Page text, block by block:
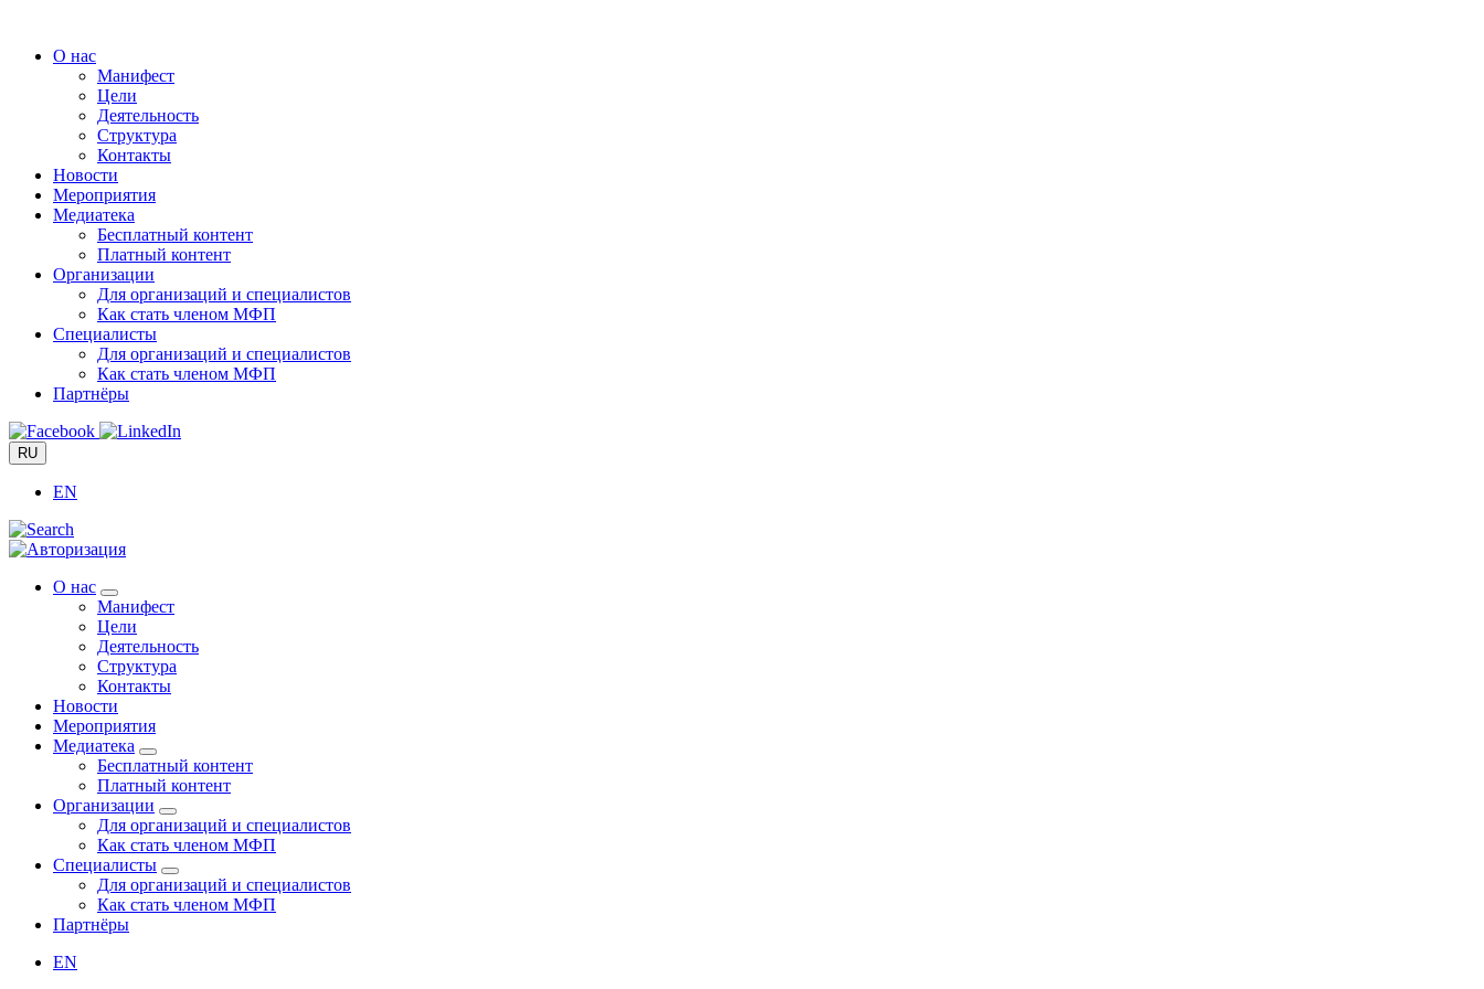
содержимому
О нас
Манифест
Цели
Деятельность
Структура
Контакты
Новости
Мероприятия
Медиатека
Бесплатный контент
Платный контент
Организации
Для организаций и специалистов
Как стать членом МФП
Специалисты
Для организаций и специалистов
Как стать членом МФП
Партнёры
RU
EN
О нас
Манифест
Цели
Деятельность
Структура
Контакты
Новости
Мероприятия
Медиатека
Бесплатный контент
Платный контент
Организации
Для организаций и специалистов
Как стать членом МФП
Специалисты
Для организаций и специалистов
Как стать членом МФП
Партнёры
EN